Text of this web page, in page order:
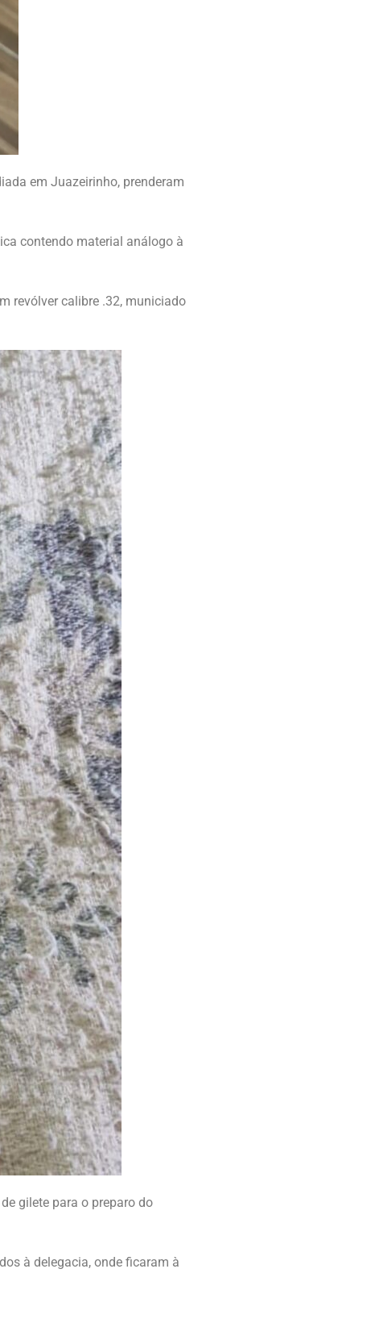
em Juazeirinho, prenderam
contendo material análogo à
revólver calibre .32, municiado
gilete para o preparo do
à delegacia, onde ficaram à